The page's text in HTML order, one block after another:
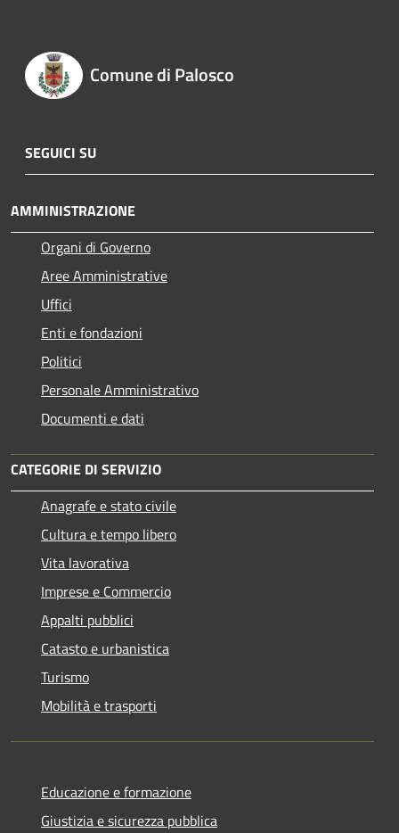
Comune di Palosco
SEGUICI SU
AMMINISTRAZIONE
Organi di Governo
Aree Amministrative
Uffici
Enti e fondazioni
Politici
Personale Amministrativo
Documenti e dati
CATEGORIE DI SERVIZIO
Anagrafe e stato civile
Cultura e tempo libero
Vita lavorativa
Imprese e Commercio
Appalti pubblici
Catasto e urbanistica
Turismo
Mobilità e trasporti
Educazione e formazione
Giustizia e sicurezza pubblica